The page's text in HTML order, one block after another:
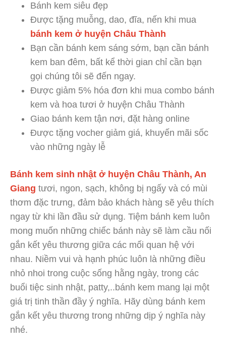
Bánh kem siêu đẹp
Được tặng muỗng, dao, đĩa, nến khi mua
bánh kem ở huyện Châu Thành
Bạn cần bánh kem sáng sớm, bạn cần bánh
kem ban đêm, bất kể thời gian chỉ cần bạn
gọi chúng tôi sẽ đến ngay.
Được giảm 5% hóa đơn khi mua combo bánh
kem và hoa tươi ở huyện Châu Thành
Giao bánh kem tận nơi, đặt hàng online
Được tặng vocher giảm giá, khuyến mãi sốc
vào những ngày lễ
Bánh kem sinh nhật ở huyện Châu Thành, An
Giang tươi, ngon, sạch, không bị ngấy và có mùi
thơm đặc trưng, đảm bảo khách hàng sẽ yêu thích
ngay từ khi lần đầu sử dụng. Tiệm bánh kem luôn
mong muốn những chiếc bánh này sẽ làm cầu nối
gắn kết yêu thương giữa các mối quan hệ với
nhau. Niềm vui và hạnh phúc luôn là những điều
nhỏ nhoi trong cuộc sống hằng ngày, trong các
buổi tiệc sinh nhật, patty,..bánh kem mang lại một
giá trị tinh thần đầy ý nghĩa. Hãy dùng bánh kem
gắn kết yêu thương trong những dịp ý nghĩa này
nhé.